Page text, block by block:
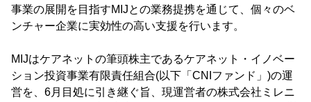
事業の展開を目指すMIJとの業務提携を通じて、個々のベ
ンチャー企業に実効性の高い支援を行います。
MIJはケアネットの筆頭株主であるケアネット・イノベー
ション投資事業有限責任組合(以下「CNIファンド」)の運
営を、6月目処に引き継ぐ旨、現運営者の株式会社ミレニ